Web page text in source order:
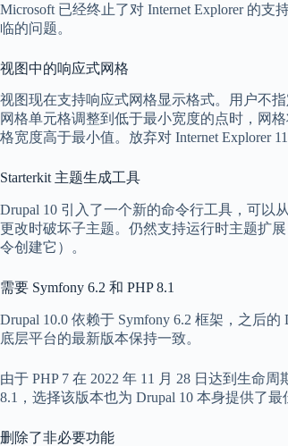
Microsoft 已经终止了对 Internet Explorer 的
临的问题。
视图中的响应式网格
视图现在支持响应式网格显示格式。用户不
网格单元格调整到低于最小宽度的点时，网
格宽度高于最小值。放弃对 Internet Explorer
Starterkit 主题生成工具
Drupal 10 引入了一个新的命令行工具，可以
更改时破坏子主题。仍然支持运行时主题扩
令创建它）。
需要 Symfony 6.2 和 PHP 8.1
Drupal 10.0 依赖于 Symfony 6.2 框架，之后
底层平台的最新版本保持一致。
由于 PHP 7 在 2022 年 11 月 28 日达到生命
8.1，选择该版本也为 Drupal 10 本身提供了最
删除了非必要功能